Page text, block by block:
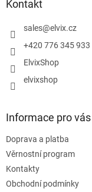
Kontakt
sales@elvix.cz
+420 776 345 933
ElvixShop
elvixshop
Informace pro vás
Doprava a platba
Věrnostní program
Kontakty
Obchodní podmínky